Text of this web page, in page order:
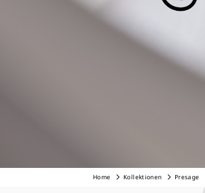
Home Kollektionen Presage